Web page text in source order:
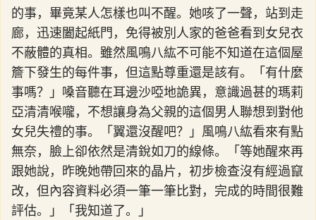
的事，畢竟某人怎樣也叫不醒。她咳了一聲，站到走
廊，迅速闔起紙門，免得被別人家的爸爸看到女兒衣
不蔽體的真相。雖然風鳴八紘不可能不知道在這個屋
簷下發生的每件事，但這點尊重還是該有。「有什麼
事嗎？」嗓音聽在耳邊沙啞地詭異，意識過甚的瑪莉
亞清清喉嚨，不想讓身為父親的這個男人聯想到對他
女兒失禮的事。「翼還沒醒吧？」風鳴八紘看來有點
無奈，臉上卻依然是清銳如刀的線條。「等她醒來再
跟她說，昨晚她帶回來的晶片，初步檢查沒有經過竄
改，但內容資料必須一筆一筆比對，完成的時間很難
評估。」「我知道了。」